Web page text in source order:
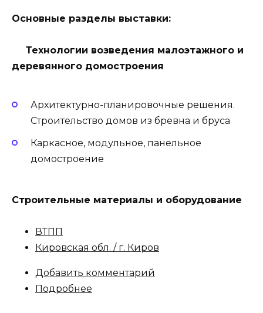
Основные разделы выставки:
Технологии возведения малоэтажного и
деревянного домостроения
Архитектурно-планировочные решения.
Строительство домов из бревна и бруса
Каркасное, модульное, панельное
домостроение
Строительные материалы и оборудование
ВТПП
Кировская обл. / г. Киров
Добавить комментарий
Подробнее